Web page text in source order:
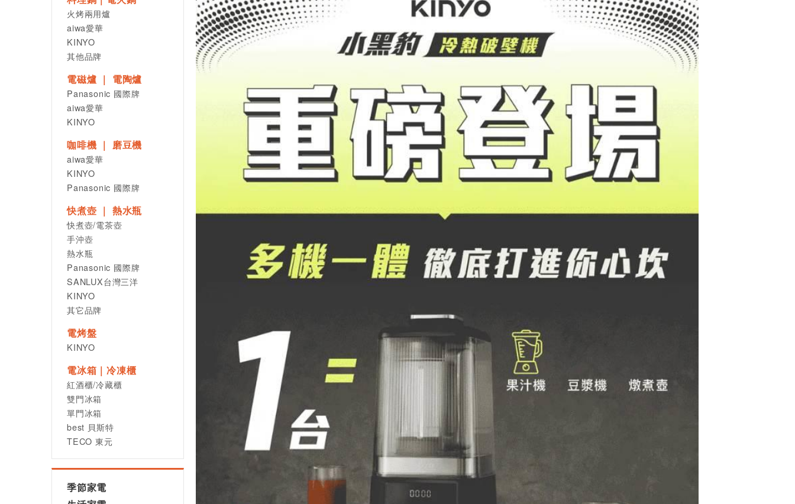
火烤兩用爐
aiwa愛華
KINYO
其他品牌
電磁爐 ｜ 電陶爐
Panasonic 國際牌
aiwa愛華
KINYO
咖啡機 ｜ 磨豆機
aiwa愛華
KINYO
Panasonic 國際牌
快煮壺 ｜ 熱水瓶
快煮壺/電茶壺
手沖壺
熱水瓶
Panasonic 國際牌
SANLUX台灣三洋
KINYO
其它品牌
電烤盤
KINYO
電冰箱｜冷凍櫃
紅酒櫃/冷藏櫃
雙門冰箱
單門冰箱
best 貝斯特
TECO 東元
季節家電